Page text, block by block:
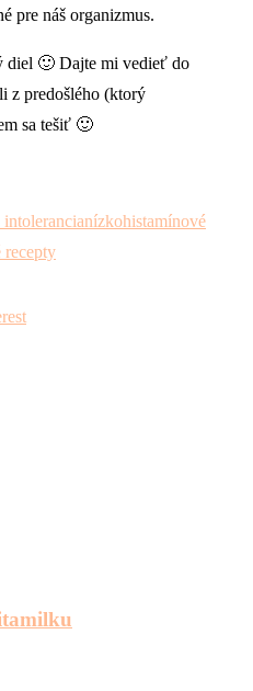
pre náš organizmus.
diel 🙂 Dajte mi vedieť do
z predošlého (ktorý
sa tešiť 🙂
nízkohistamínové
recepty